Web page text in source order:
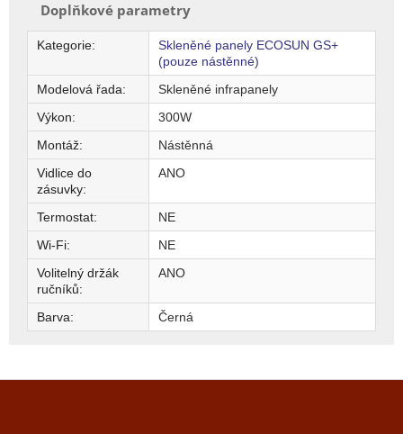
Doplňkové parametry
Kategorie:
Skleněné panely ECOSUN GS+
(pouze nástěnné)
Modelová řada:
Skleněné infrapanely
Výkon:
300W
Montáž:
Nástěnná
Vidlice do
zásuvky:
ANO
Termostat:
NE
Wi-Fi:
NE
Volitelný držák
ručníků:
ANO
Barva: Černá
Z